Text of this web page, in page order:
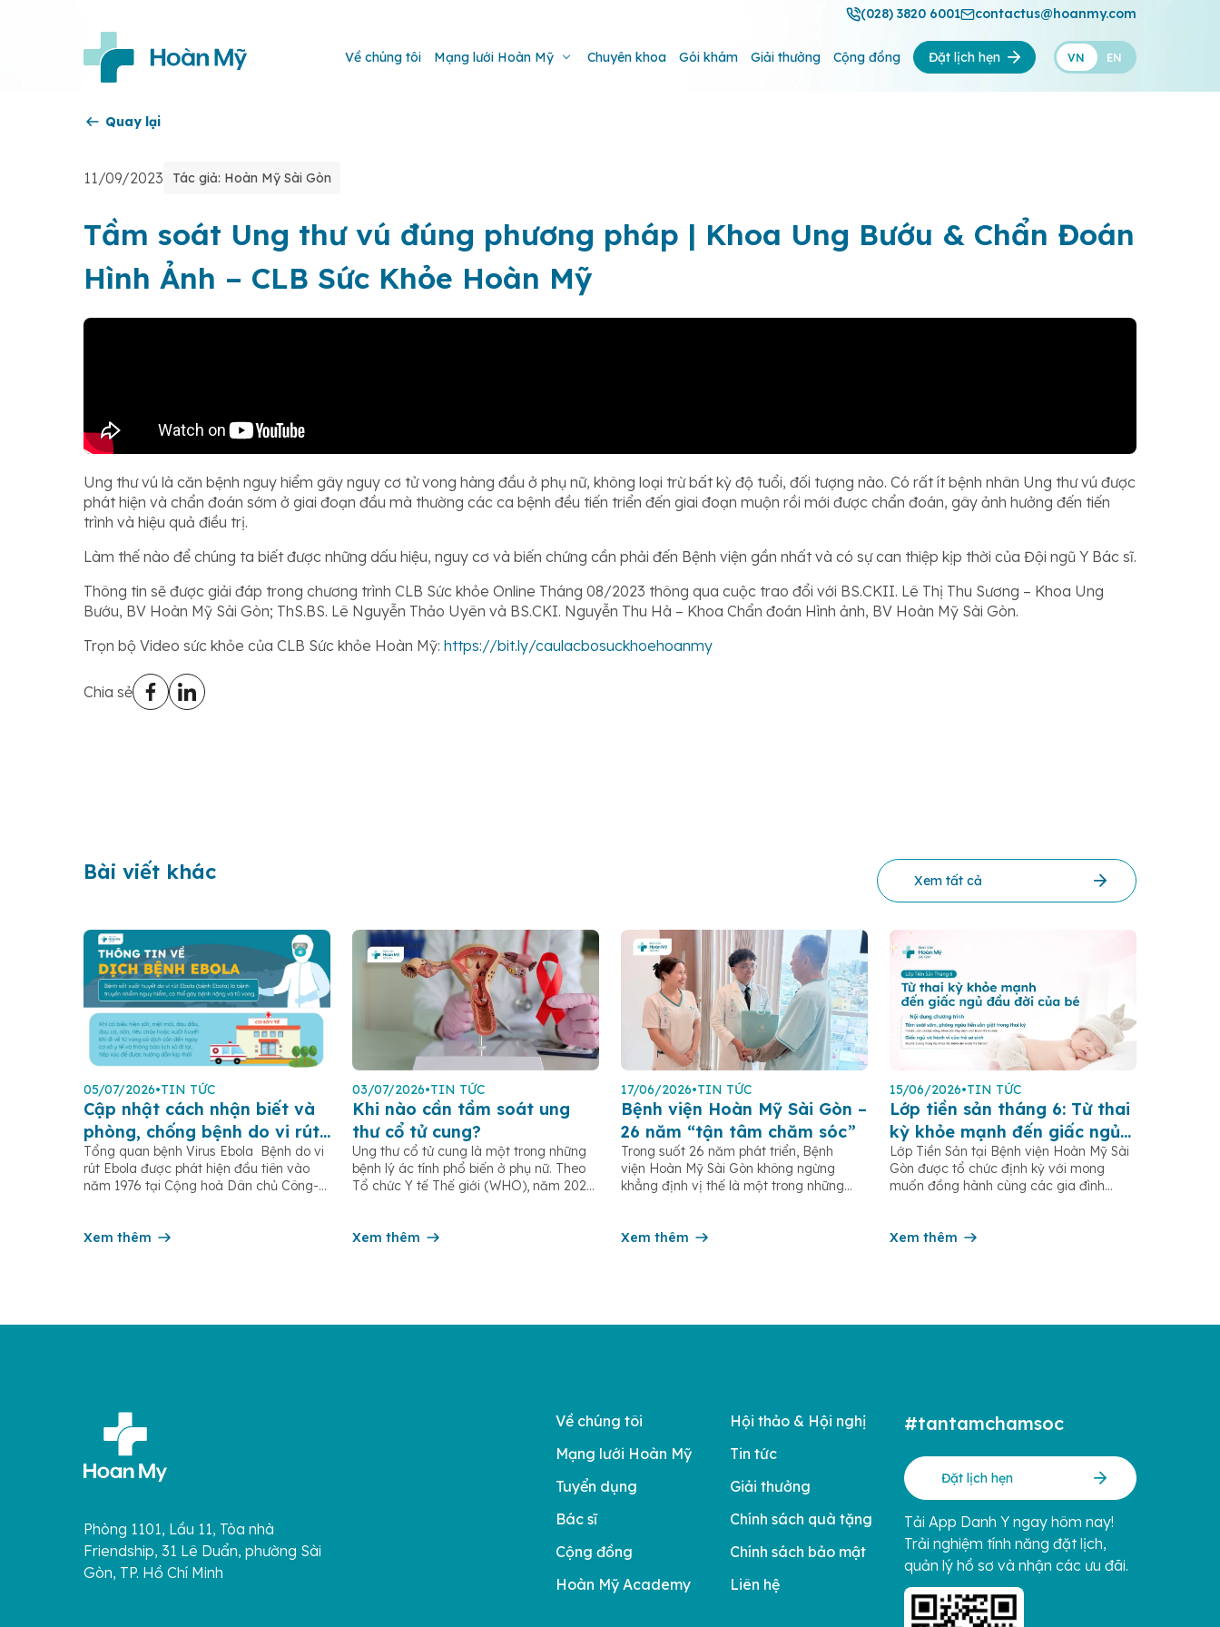
(028) 3820 6001 contactus@hoanmy.com
Về chúng tôi Mạng lưới Hoàn Mỹ Chuyên khoa Gói khám Giải thưởng Cộng đồng Đặt lịch hẹn VN EN
Quay lại
11/09/2023 Tác giả: Hoàn Mỹ Sài Gòn
Tầm soát Ung thư vú đúng phương pháp | Khoa Ung Bướu & Chẩn Đoán
Hình Ảnh – CLB Sức Khỏe Hoàn Mỹ
Ung thư vú là căn bệnh nguy hiểm gây nguy cơ tử vong hàng đầu ở phụ nữ, không loại trừ bất kỳ độ tuổi, đối tượng nào. Có rất ít bệnh nhân Ung thư vú được
phát hiện và chẩn đoán sớm ở giai đoạn đầu mà thường các ca bệnh đều tiến triển đến giai đoạn muộn rồi mới được chẩn đoán, gây ảnh hưởng đến tiến
trình và hiệu quả điều trị.
Làm thế nào để chúng ta biết được những dấu hiệu, nguy cơ và biến chứng cần phải đến Bệnh viện gần nhất và có sự can thiệp kịp thời của Đội ngũ Y Bác sĩ.
Thông tin sẽ được giải đáp trong chương trình CLB Sức khỏe Online Tháng 08/2023 thông qua cuộc trao đổi với BS.CKII. Lê Thị Thu Sương – Khoa Ung
Bướu, BV Hoàn Mỹ Sài Gòn; ThS.BS. Lê Nguyễn Thảo Uyên và BS.CKI. Nguyễn Thu Hà – Khoa Chẩn đoán Hình ảnh, BV Hoàn Mỹ Sài Gòn.
Trọn bộ Video sức khỏe của CLB Sức khỏe Hoàn Mỹ: https://bit.ly/caulacbosuckhoehoanmy
Chia sẻ
Bài viết khác Xem tất cả
05/07/2026•TIN TỨC
Cập nhật cách nhận biết và
phòng, chống bệnh do vi rút
Ebola
Tổng quan bệnh Virus Ebola Bệnh do vi
rút Ebola được phát hiện đầu tiên vào
năm 1976 tại Cộng hoà Dân chủ Công-
nhiễm cấp tính, có thể bùng phát thành
Xem thêm
03/07/2026•TIN TỨC
Khi nào cần tầm soát ung
thư cổ tử cung?
Ung thư cổ tử cung là một trong những
bệnh lý ác tính phổ biến ở phụ nữ. Theo
Tổ chức Y tế Thế giới (WHO), năm 2022
cung trên toàn cầu. Tầm soát ung thư cổ
Xem thêm
17/06/2026•TIN TỨC
Bệnh viện Hoàn Mỹ Sài Gòn –
26 năm “tận tâm chăm sóc”
Trong suốt 26 năm phát triển, Bệnh
viện Hoàn Mỹ Sài Gòn không ngừng
khẳng định vị thế là một trong những
nhóm 10 bệnh viện có chất lượng hàng
Xem thêm
15/06/2026•TIN TỨC
Lớp tiền sản tháng 6: Từ thai
kỳ khỏe mạnh đến giấc ngủ
đầu đời của bé
Lớp Tiền Sản tại Bệnh viện Hoàn Mỹ Sài
Gòn được tổ chức định kỳ với mong
muốn đồng hành cùng các gia đình
thức y khoa thiết thực cho từng giai đoạn
Xem thêm
Phòng 1101, Lầu 11, Tòa nhà
Friendship, 31 Lê Duẩn, phường Sài
Gòn, TP. Hồ Chí Minh
Về chúng tôi
Mạng lưới Hoàn Mỹ
Tuyển dụng
Bác sĩ
Cộng đồng
Hoàn Mỹ Academy
Hội thảo & Hội nghị
Tin tức
Giải thưởng
Chính sách quà tặng
Chính sách bảo mật
Liên hệ
#tantamchamsoc
Đặt lịch hẹn
Tải App Danh Y ngay hôm nay!
Trải nghiệm tính năng đặt lịch,
quản lý hồ sơ và nhận các ưu đãi.